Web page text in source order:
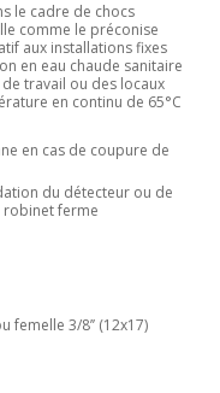
le cadre de chocs
comme le préconise
aux installations fixes
en eau chaude sanitaire
travail ou des locaux
en continu de 65°C
en cas de coupure de
du détecteur ou de
robinet ferme
3/8’’ (12x17)